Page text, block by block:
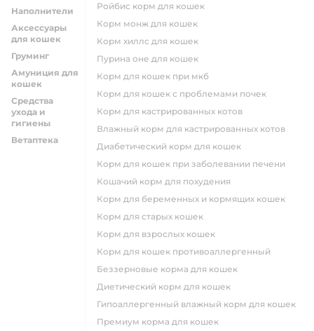
Наполнители
Аксессуары
для кошек
Груминг
Амуниция для
кошек
Средства
ухода и
гигиены
Ветаптека
ройбис корм для кошек
корм монж для кошек
корм хиллс для кошек
пурина оне для кошек
корм для кошек при мкб
корм для кошек с проблемами почек
Корм для кастрированных котов
влажный корм для кастрированных котов
диабетический корм для кошек
корм для кошек при заболевании печени
кошачий корм для похудения
корм для беременных и кормящих кошек
корм для старых кошек
корм для взрослых кошек
корм для кошек противоаллергенный
беззерновые корма для кошек
диетический корм для кошек
гипоаллергенный влажный корм для кошек
премиум корма для кошек